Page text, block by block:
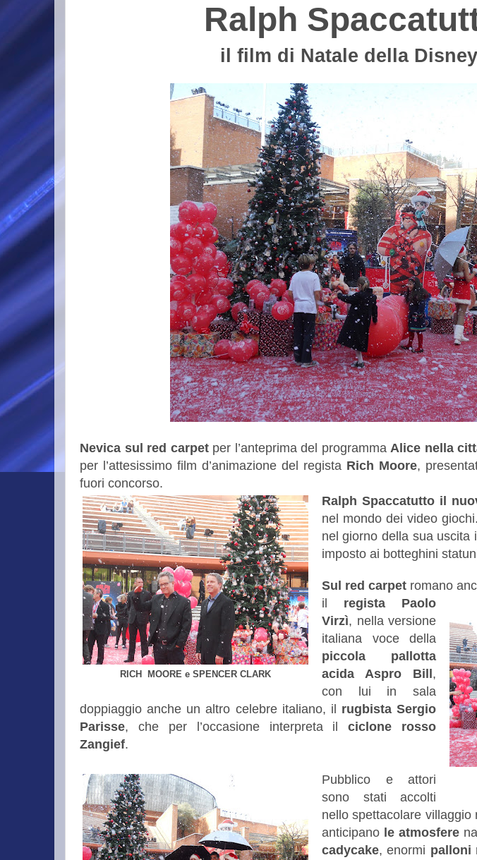
Ralph
il film di Natale della Disney
Nevica sul red carpetper l’anteprima del programmaAlice nella
per l’attesissimo film d’animazione del regista Rich Moore,
fuori concorso.
RICH MOORE e SPENCER CLARK
Ralph Spaccatutto il
nel mondo dei video
nel giorno della sua uscita
imposto ai botteghini
Sul red carpetromano
il regista Paolo
Virzì, nella versione
italiana voce della
piccola pallotta
acida Aspro Bill ,
con lui in sala
doppiaggio anche un altro celebre italiano, il rugbista Sergio
Parisse, che per l’occasione interpreta ilciclone rosso
Zangief.
Pubblico e attori
sono stati accolti
nello spettacolare
anticipano le atmosfere
cadycake, enormi palloni